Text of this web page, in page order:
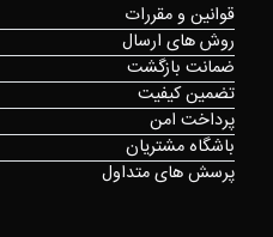
قوانین و مقررات
روش های ارسال
ضمانت بازگشت
تضمین کیفیت
پرداخت امن
باشگاه مشتریان
پرسش های متداول